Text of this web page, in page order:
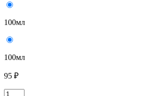
100мл
100мл
95 ₽